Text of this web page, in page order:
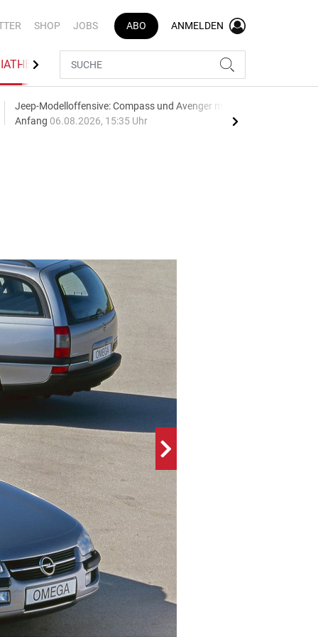
SHOP JOBS ABO ANMELDEN
BRANCHENVERZEICHNIS
Jeep-Modelloffensive: Compass und Avenger machen den
Anfang 06.08.2026, 15:35 Uhr